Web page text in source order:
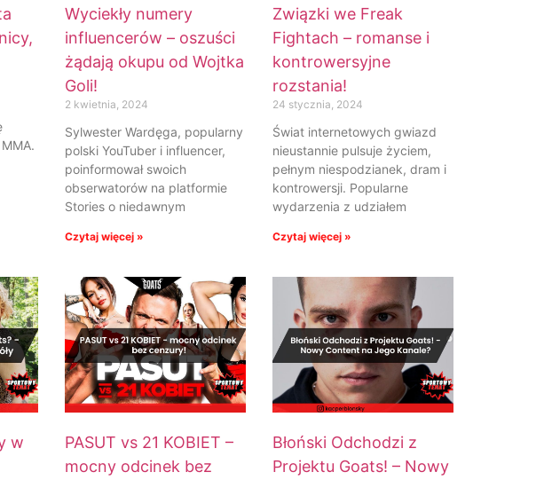
Wyciekły numery
influencerów – oszuści
żądają okupu od Wojtka
Goli!
2 kwietnia, 2024
Sylwester Wardęga, popularny
polski YouTuber i influencer,
poinformował swoich
obserwatorów na platformie
Stories o niedawnym
Czytaj więcej »
Związki we Freak
Fightach – romanse i
kontrowersyjne
rozstania!
24 stycznia, 2024
Świat internetowych gwiazd
nieustannie pulsuje życiem,
pełnym niespodzianek, dram i
kontrowersji. Popularne
wydarzenia z udziałem
Czytaj więcej »
w
PASUT vs 21 KOBIET –
mocny odcinek bez
Błoński Odchodzi z
Projektu Goats! – Nowy